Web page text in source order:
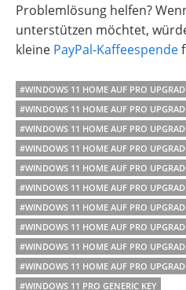
Problemlösung helfen?
unterstützen möchtet,
kleine PayPal-Kaffeespende
#WINDOWS 11 HOME AUF PRO
#WINDOWS 11 HOME AUF PRO
#WINDOWS 11 HOME AUF PRO
#WINDOWS 11 HOME AUF PRO
#WINDOWS 11 HOME AUF PRO
#WINDOWS 11 HOME AUF PRO
#WINDOWS 11 HOME AUF PRO
#WINDOWS 11 HOME AUF PRO
#WINDOWS 11 HOME AUF PRO
#WINDOWS 11 HOME AUF PRO
#WINDOWS 11 PRO GENERIC KEY